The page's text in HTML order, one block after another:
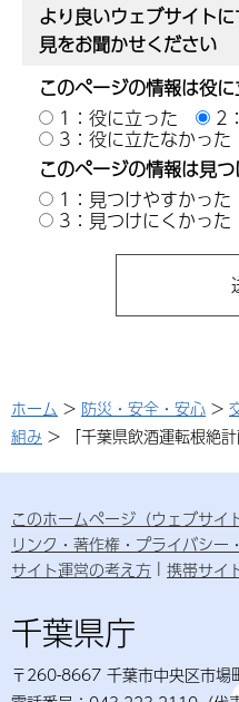
より良いウェブサイト
見をお聞かせください
このページの情報は役
1：役に立った
2
3：役に立たなかった
このページの情報は見
1：見つけやすかった
3：見つけにくかった
ホーム > 防災・安全・安心 >
組み > 「千葉県飲酒運転根絶
このホームページ（ウェブサイ
リンク・著作権・プライバシー
サイト運営の考え方
携帯サイ
千葉県庁
〒260-8667 千葉市中央区市場